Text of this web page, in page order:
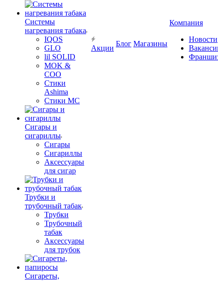
Системы
нагревания табака
IQOS
GLO
lil SOLID
MOK &
COO
Стики
Ashima
Стики MC
Сигары и
сигариллы
Сигары
Сигариллы
Аксессуары
для сигар
Трубки и
трубочный табак
Трубки
Трубочный
табак
Аксессуары
для трубок
Сигареты,
Акции
Блог Магазины
Компания
Новости